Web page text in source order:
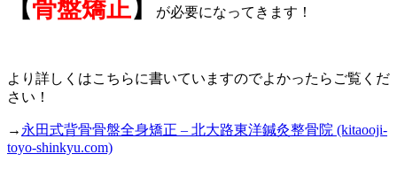
【骨盤矯正】 が必要になってきます！
より詳しくはこちらに書いていますのでよかったらご覧くだ
さい！
→ 永田式背骨骨盤全身矯正 – 北大路東洋鍼灸整骨院 (kitaooji-
toyo-shinkyu.com)